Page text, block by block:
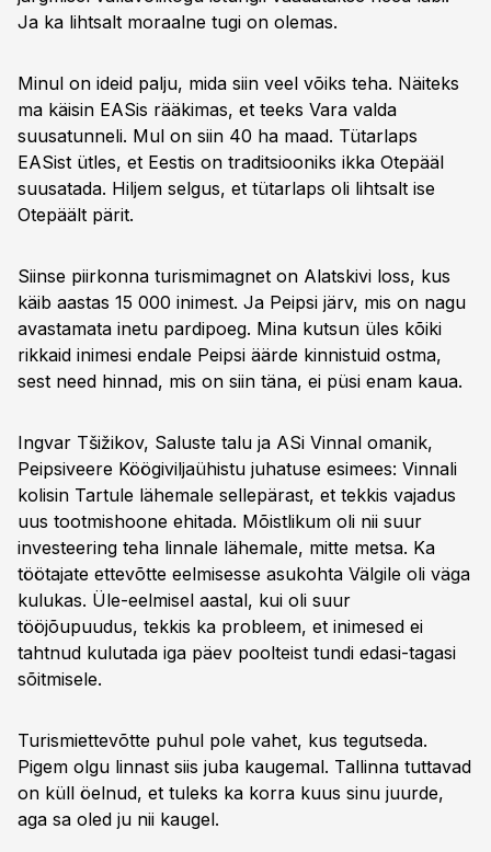
Ja ka lihtsalt moraalne tugi on olemas.
Minul on ideid palju, mida siin veel võiks teha. Näiteks
ma käisin EASis rääkimas, et teeks Vara valda
suusatunneli. Mul on siin 40 ha maad. Tütarlaps
EASist ütles, et Eestis on traditsiooniks ikka Otepääl
suusatada. Hiljem selgus, et tütarlaps oli lihtsalt ise
Otepäält pärit.
Siinse piirkonna turismimagnet on Alatskivi loss, kus
käib aastas 15 000 inimest. Ja Peipsi järv, mis on nagu
avastamata inetu pardipoeg. Mina kutsun üles kõiki
rikkaid inimesi endale Peipsi äärde kinnistuid ostma,
sest need hinnad, mis on siin täna, ei püsi enam kaua.
Ingvar Tšižikov, Saluste talu ja ASi Vinnal omanik,
Peipsiveere Köögiviljaühistu juhatuse esimees: Vinnali
kolisin Tartule lähemale sellepärast, et tekkis vajadus
uus tootmishoone ehitada. Mõistlikum oli nii suur
investeering teha linnale lähemale, mitte metsa. Ka
töötajate ettevõtte eelmisesse asukohta Välgile oli väga
kulukas. Üle-eelmisel aastal, kui oli suur
tööjõupuudus, tekkis ka probleem, et inimesed ei
tahtnud kulutada iga päev poolteist tundi edasi-tagasi
sõitmisele.
Turismiettevõtte puhul pole vahet, kus tegutseda.
Pigem olgu linnast siis juba kaugemal. Tallinna tuttavad
on küll öelnud, et tuleks ka korra kuus sinu juurde,
aga sa oled ju nii kaugel.